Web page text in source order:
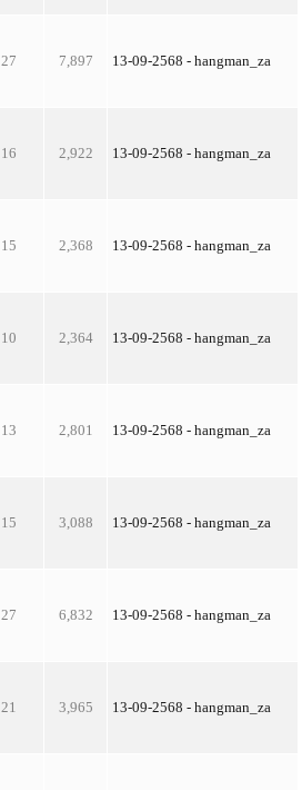
27 7,897 13-09-2568 - hangman_za
16 2,922 13-09-2568 - hangman_za
15 2,368 13-09-2568 - hangman_za
10 2,364 13-09-2568 - hangman_za
13 2,801 13-09-2568 - hangman_za
15 3,088 13-09-2568 - hangman_za
27 6,832 13-09-2568 - hangman_za
21 3,965 13-09-2568 - hangman_za